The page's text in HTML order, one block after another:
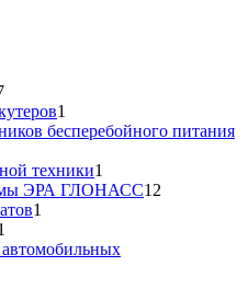
7
товаров1
товар
бесперебойного питания
техники1
товар
ЭРА ГЛОНАСС12
1
товар
автомобильных